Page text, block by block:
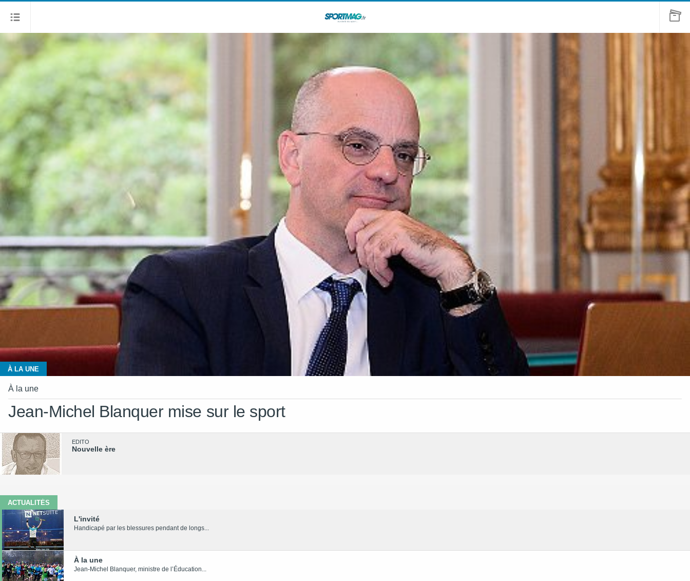
À LA UNE
À la une
Jean-Michel Blanquer mise sur le sport
EDITO
Nouvelle ère
ACTUALITÉS
L'invité
Handicapé par les blessures pendant de longs...
À la une
Jean-Michel Blanquer, ministre de l’Éducation...